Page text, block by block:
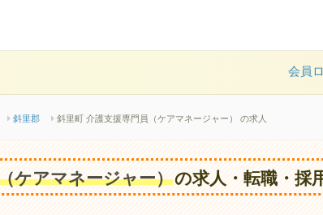
会員
斜里郡 斜里町 介護支援専門員（ケアマネージャー） の求人
ケアマネージャー）の求人・転職・採